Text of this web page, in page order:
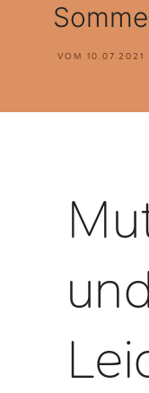
VOM 10.07.2021